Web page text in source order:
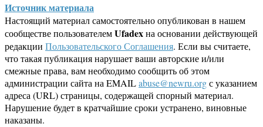
Источник материала
Настоящий материал самостоятельно опубликован в нашем
сообществе пользователемUfadexна основании действующей
редакции Пользовательского Соглашения. Если вы считаете,
что такая публикация нарушает ваши авторские и/или
смежные права, вам необходимо сообщить об этом
администрации сайта на EMAILabuse@newru.orgс указанием
адреса (URL) страницы, содержащей спорный материал.
Нарушение будет в кратчайшие сроки устранено, виновные
наказаны.